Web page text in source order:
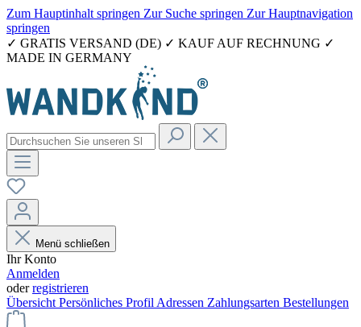
Zum Hauptinhalt springen Zur Suche springen Zur Hauptnavigation
springen
✓ GRATIS VERSAND (DE) ✓ KAUF AUF RECHNUNG ✓
MADE IN GERMANY
Menü schließen
Ihr Konto
Anmelden
oderregistrieren
Übersicht Persönliches Profil Adressen Zahlungsarten Bestellungen